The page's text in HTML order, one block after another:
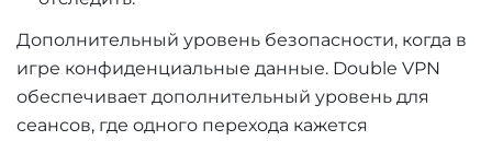
Дополнительный уровень безопасности, когда в
игре конфиденциальные данные. Double VPN
обеспечивает дополнительный уровень для
сеансов, где одного перехода кажется